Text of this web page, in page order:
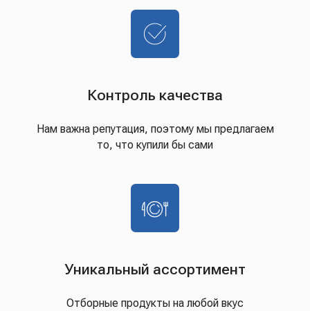
Контроль качества
Нам важна репутация, поэтому мы предлагаем
то, что купили бы сами
Уникальный ассортимент
Отборные продукты на любой вкус